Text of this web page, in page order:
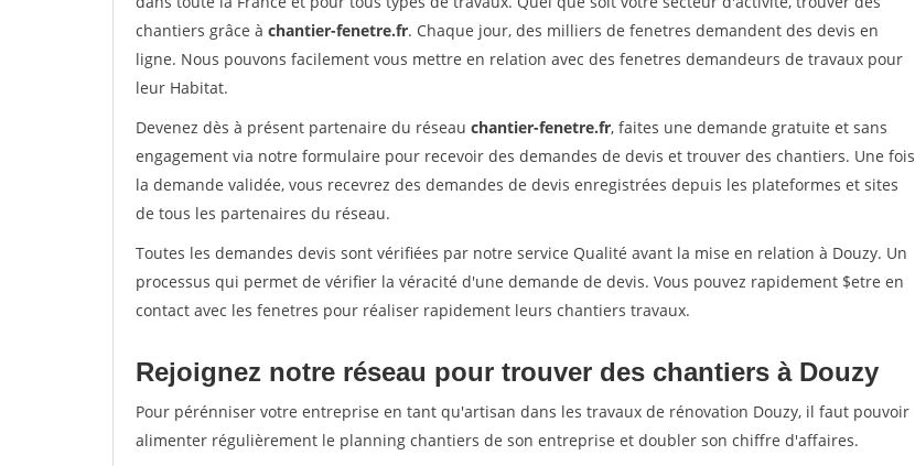
chantiers grâce à chantier-fenetre.fr. Chaque jour, des milliers de fenetres demandent des devis en
ligne. Nous pouvons facilement vous mettre en relation avec des fenetres demandeurs de travaux pour
leur Habitat.
Devenez dès à présent partenaire du réseau chantier-fenetre.fr, faites une demande gratuite et sans
engagement via notre formulaire pour recevoir des demandes de devis et trouver des chantiers. Une fois
la demande validée, vous recevrez des demandes de devis enregistrées depuis les plateformes et sites
de tous les partenaires du réseau.
Toutes les demandes devis sont vérifiées par notre service Qualité avant la mise en relation à Douzy. Un
processus qui permet de vérifier la véracité d'une demande de devis. Vous pouvez rapidement $etre en
contact avec les fenetres pour réaliser rapidement leurs chantiers travaux.
Rejoignez notre réseau pour trouver des chantiers à Douzy
Pour pérénniser votre entreprise en tant qu'artisan dans les travaux de rénovation Douzy, il faut pouvoir
alimenter régulièrement le planning chantiers de son entreprise et doubler son chiffre d'affaires.